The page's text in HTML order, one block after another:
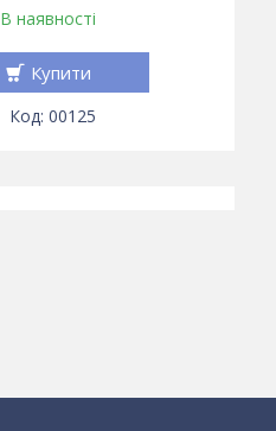
В наявності
Купити
00125